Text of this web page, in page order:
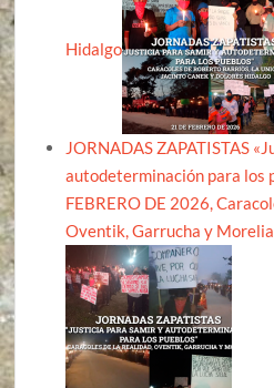
Hidalgo
JORNADAS ZAPATISTAS
autodeterminación para los
FEBRERO DE 2026,
Oventik, Garrucha y Morelia